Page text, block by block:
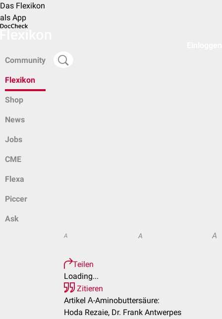
Das Flexikon
als App
Community
Flexikon
Shop
News
Jobs
CME
Flexa
Piccer
Ask
A A A
Teilen
Loading...
Zitieren
Artikel Α-Aminobuttersäure:
Hoda Rezaie, Dr. Frank Antwerpes